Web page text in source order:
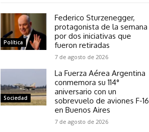
Política
Federico Sturzenegger,
protagonista de la semana
por dos iniciativas que
fueron retiradas
7 de agosto de 2026
Sociedad
La Fuerza Aérea Argentina
conmemora su 114°
aniversario con un
sobrevuelo de aviones F-16
en Buenos Aires
7 de agosto de 2026